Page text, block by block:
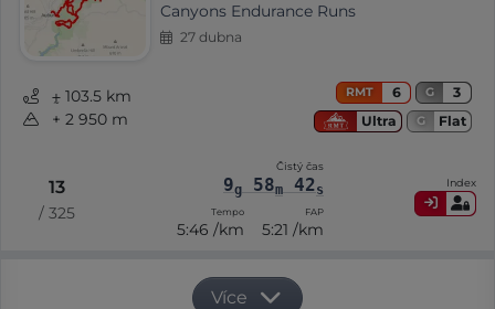
Canyons Endurance Runs
27 dubna
⨦ 103.5 km
+ 2 950 m
RMT 6 G
3
Ultra
G Flat
13
/ 325
Čistý čas
9g58m42s
Tempo
5:46 /km
FAP
5:21 /km
Index
Více